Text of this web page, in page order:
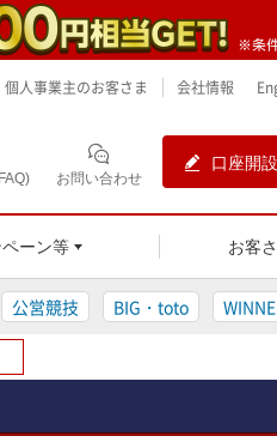
個人事業主のお客さま 会社情報
お問い合わせ
口座開設
ーン等 お客
公営競技 BIG・toto